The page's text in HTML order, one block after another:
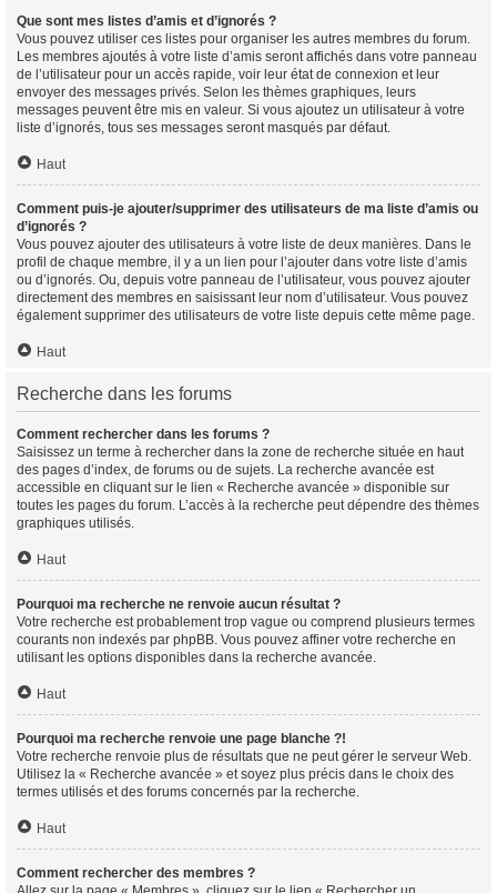
Que sont mes listes d’amis et d’ignorés ?
Vous pouvez utiliser ces listes pour organiser les autres membres du forum.
Les membres ajoutés à votre liste d’amis seront affichés dans votre panneau
de l’utilisateur pour un accès rapide, voir leur état de connexion et leur
envoyer des messages privés. Selon les thèmes graphiques, leurs
messages peuvent être mis en valeur. Si vous ajoutez un utilisateur à votre
liste d’ignorés, tous ses messages seront masqués par défaut.
Haut
Comment puis-je ajouter/supprimer des utilisateurs de ma liste d’amis ou
d’ignorés ?
Vous pouvez ajouter des utilisateurs à votre liste de deux manières. Dans le
profil de chaque membre, il y a un lien pour l’ajouter dans votre liste d’amis
ou d’ignorés. Ou, depuis votre panneau de l’utilisateur, vous pouvez ajouter
directement des membres en saisissant leur nom d’utilisateur. Vous pouvez
également supprimer des utilisateurs de votre liste depuis cette même page.
Haut
Recherche dans les forums
Comment rechercher dans les forums ?
Saisissez un terme à rechercher dans la zone de recherche située en haut
des pages d’index, de forums ou de sujets. La recherche avancée est
accessible en cliquant sur le lien « Recherche avancée » disponible sur
toutes les pages du forum. L’accès à la recherche peut dépendre des thèmes
graphiques utilisés.
Haut
Pourquoi ma recherche ne renvoie aucun résultat ?
Votre recherche est probablement trop vague ou comprend plusieurs termes
courants non indexés par phpBB. Vous pouvez affiner votre recherche en
utilisant les options disponibles dans la recherche avancée.
Haut
Pourquoi ma recherche renvoie une page blanche ?!
Votre recherche renvoie plus de résultats que ne peut gérer le serveur Web.
Utilisez la « Recherche avancée » et soyez plus précis dans le choix des
termes utilisés et des forums concernés par la recherche.
Haut
Comment rechercher des membres ?